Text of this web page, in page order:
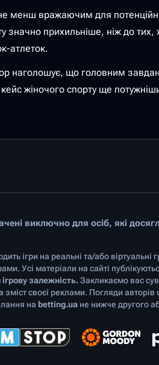
менш вражаючим для
значно прихильніше, ніж до
атлеток.
наголошує, що головним
жіночого спорту ще
виключно для осіб, які
ігри на реальні та/або
Усі матеріали на сайті
залежність.Закликаємо вас
зміст своєї реклами. Погляди
на betting.uaне нижче другого